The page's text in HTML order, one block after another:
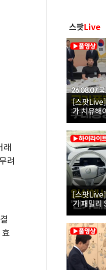
래
려
스팟Live
[스팟
가 치유해
26.08.07
[스팟Live]
기 패밀리